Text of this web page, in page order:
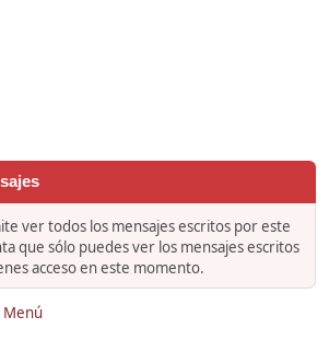
ver todos los mensajes escritos por este
que sólo puedes ver los mensajes escritos
acceso en este momento.
Menú